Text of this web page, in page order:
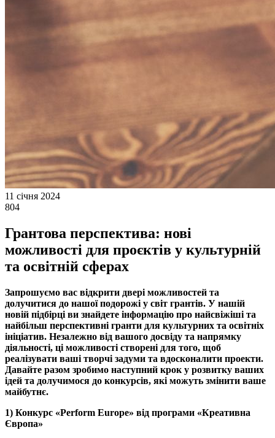
11 січня 2024
804
Грантова перспектива: нові
можливості для проєктів у культурній
та освітній сферах
Запрошуємо вас відкрити двері можливостей та
долучитися до нашої подорожі у світ грантів. У нашій
новій підбірці ви знайдете інформацію про найсвіжіші та
найбільш перспективні гранти для культурних та освітніх
ініціатив. Незалежно від вашого досвіду та напрямку
діяльності, ці можливості створені для того, щоб
реалізувати ваші творчі задуми та вдосконалити проекти.
Давайте разом зробимо наступний крок у розвитку ваших
ідей та долучимося до конкурсів, які можуть змінити ваше
майбутнє.
1) Конкурс «Perform Europe» від програми «Креативна
Європа»